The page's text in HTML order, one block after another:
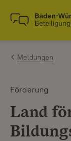
Zum Inhalt
Link zur
Meldungen
Förderung
Land